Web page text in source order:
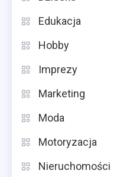
Edukacja
Hobby
Imprezy
Marketing
Moda
Motoryzacja
Nieruchomości